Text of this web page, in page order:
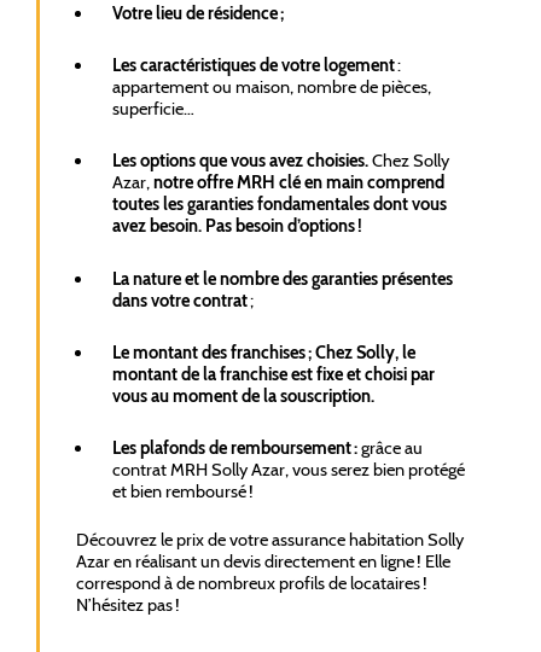
Votre lieu de résidence ;
Les caractéristiques de votre logement:
appartement ou maison, nombre de pièces,
superficie…
Les options que vous avez choisies.Chez Solly
Azar,notre offre MRH clé en main comprend
toutes les garanties fondamentales dont vous
avez besoin. Pas besoin d’options !
La nature et le nombre des garanties présentes
dans votre contrat;
Le montant des franchises ; Chez Solly, le
montant de la franchise est fixe et choisi par
vous au moment de la souscription.
Les plafonds de remboursement :grâce au
contrat MRH Solly Azar, vous serez bien protégé
et bien remboursé !
Découvrez le prix de votre assurance habitation Solly
Azar en réalisant un devis directement en ligne ! Elle
correspond à de nombreux profils de locataires !
N’hésitez pas !